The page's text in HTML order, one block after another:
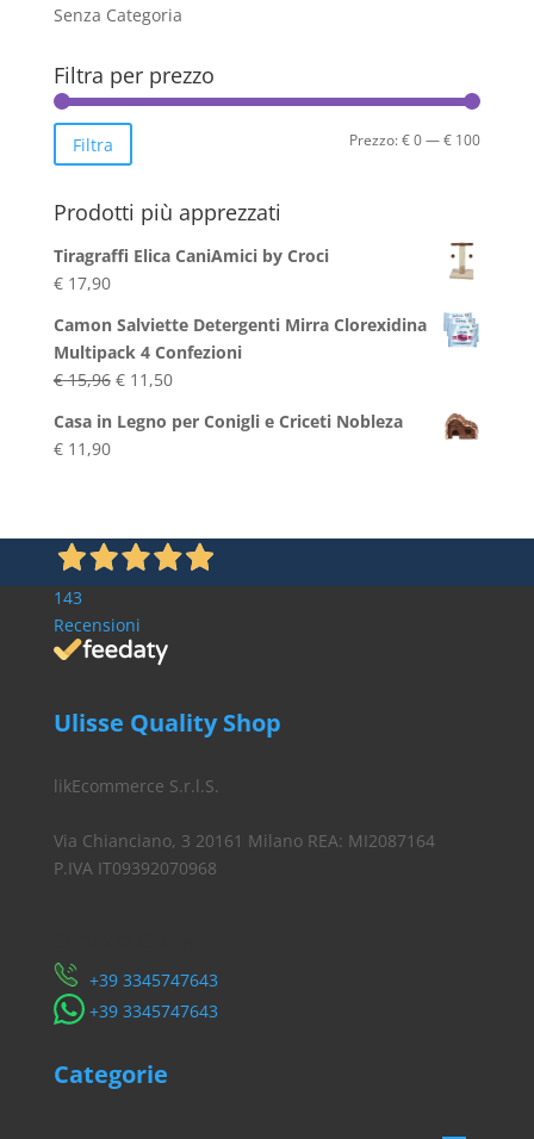
Senza Categoria
Filtra per prezzo
Prezzo
Prezzo
Filtra Prezzo:€ 0—€ 100
Prodotti più apprezzati
Tiragraffi Elica CaniAmici by Croci
€17,90
Camon Salviette Detergenti Mirra Clorexidina
Multipack 4 Confezioni
€15,96 Il
originale
€11,50Il
attuale
Casa in Legno per Conigli e Criceti Nobleza
€11,90
143
Recensioni
Ulisse Quality Shop
likEcommerce S.r.l.S.
Via Chianciano, 3 20161 Milano REA: MI2087164
P.IVA IT09392070968
​+39 3345747643
​+39 3345747643
Categorie